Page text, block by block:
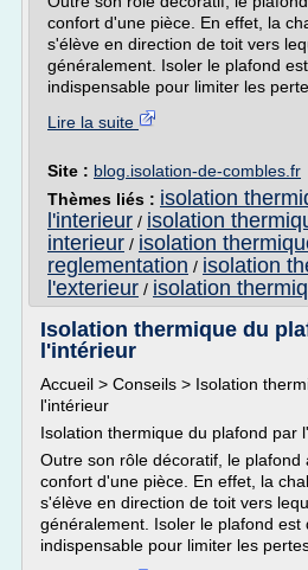
confort d'une pièce. En effet, la
s'élève en direction de toit vers
généralement. Isoler le plafond
indispensable pour limiter les
Lire la suite
Site : blog.isolation-de-combles.fr
Thèmes liés : isolation
l'interieur / isolation
interieur / isolation
reglementation / isolation
l'exterieur / isolation
Isolation thermique du
l'intérieur
Accueil > Conseils > Isolation
l'intérieur
Isolation thermique du plafond par
Outre son rôle décoratif, le plafond
confort d'une pièce. En effet, la
s'élève en direction de toit vers
généralement. Isoler le plafond est
indispensable pour limiter les